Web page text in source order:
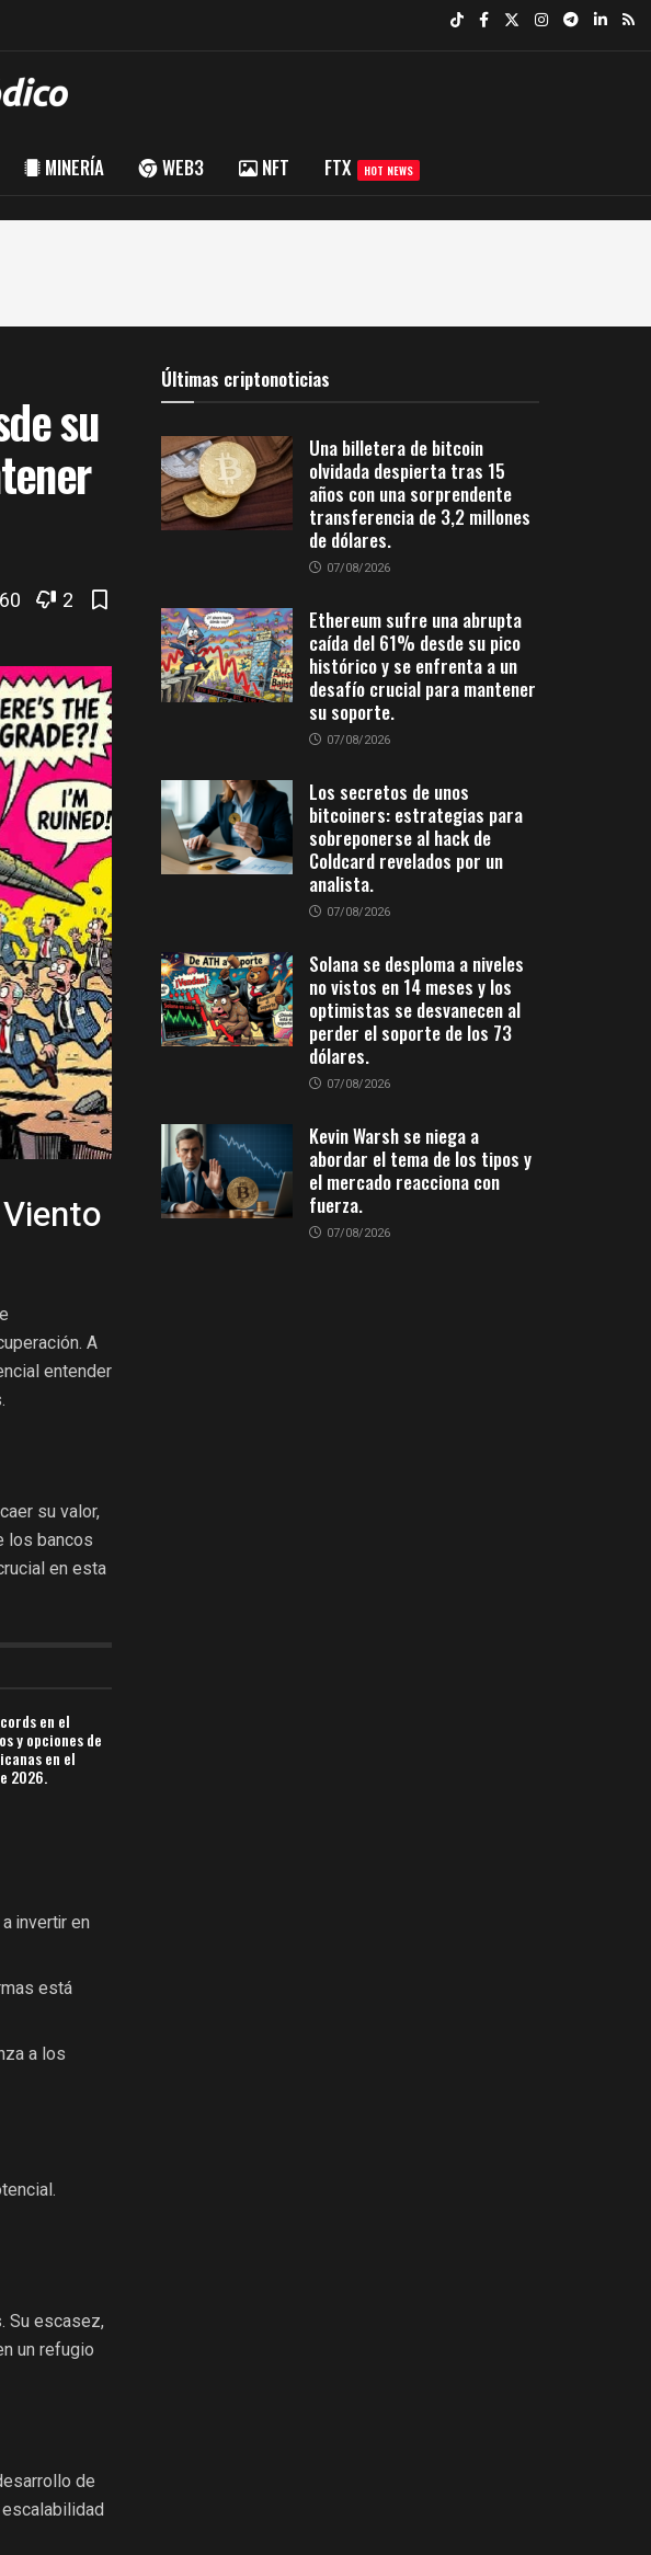
MINERÍA WEB3 NFT FTX HOT NEWS
su
60 2
A
entender
su valor,
los bancos
en esta
en el
y opciones de
en el
2026.
invertir en
está
a los
Su escasez,
un refugio
de
Últimas criptonoticias
Una billetera de bitcoin
olvidada despierta tras 15
años con una sorprendente
transferencia de 3,2 millones
de dólares.
07/08/2026
Ethereum sufre una abrupta
caída del 61% desde su pico
histórico y se enfrenta a un
desafío crucial para mantener
su soporte.
07/08/2026
Los secretos de unos
bitcoiners: estrategias para
sobreponerse al hack de
Coldcard revelados por un
analista.
07/08/2026
Solana se desploma a niveles
no vistos en 14 meses y los
optimistas se desvanecen al
perder el soporte de los 73
dólares.
07/08/2026
Kevin Warsh se niega a
abordar el tema de los tipos y
el mercado reacciona con
fuerza.
07/08/2026